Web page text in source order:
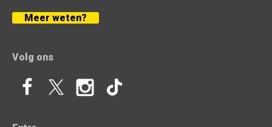
Meer weten?
Volg ons